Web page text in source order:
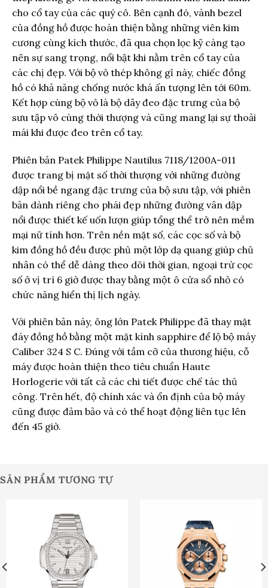
cho cổ tay của các quý cô. Bên cạnh đó, vành bezel
của đồng hồ được hoàn thiện bằng những viên kim
cương cùng kích thước, đã qua chọn lọc kỹ càng tạo
nên sự sang trọng, nổi bật khi nằm trên cổ tay của
các chị đẹp. Với bộ vỏ thép không gỉ này, chiếc đồng
hồ có khả năng chống nước khá ấn tượng lên tới 60m.
Kết hợp cùng bộ vỏ là bộ dây đeo đặc trưng của bộ
sưu tập vô cùng thời thượng và cũng mang lại sự thoải
mái khi được đeo trên cổ tay.
Phiên bản Patek Philippe Nautilus 7118/1200A-011
được trang bị mặt số thời thượng với những đường
dập nổi bề ngang đặc trưng của bộ sưu tập, với phiên
bản dành riêng cho phái đẹp những đường vân dập
nổi được thiết kế uốn lượn giúp tổng thể trở nên mềm
mại nữ tính hơn. Trên nền mặt số, các cọc số và bộ
kim đồng hồ đều được phủ một lớp dạ quang giúp chủ
nhân có thể dễ dàng theo dõi thời gian, ngoại trừ cọc
số ở vị trí 6 giờ được thay bằng một ô cửa sổ nhỏ có
chức năng hiển thị lịch ngày.
Với phiên bản này, ông lớn Patek Philippe đã thay mặt
đáy đồng hồ bằng một mặt kính sapphire để lộ bộ máy
Caliber 324 S C. Đúng với tầm cỡ của thương hiệu, cỗ
máy được hoàn thiện theo tiêu chuẩn Haute
Horlogerie với tất cả các chi tiết được chế tác thủ
công. Trên hết, độ chính xác và ổn định của bộ máy
cũng được đảm bảo và có thể hoạt động liên tục lên
đến 45 giờ.
SẢN PHẨM TƯƠNG TỰ